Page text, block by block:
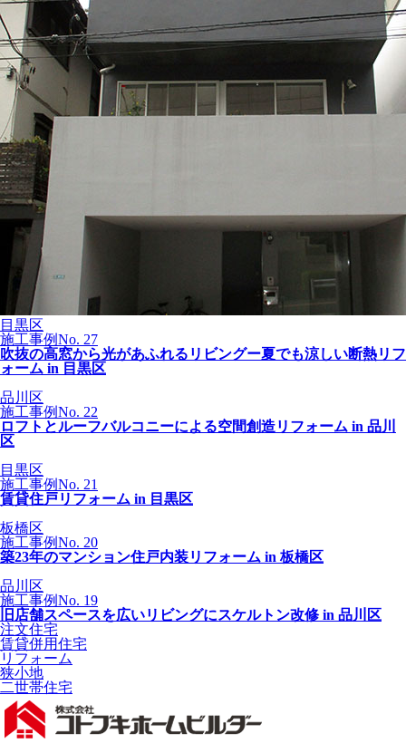
目黒区
施工事例No. 27
吹抜の高窓から光があふれるリビングー夏でも涼しい断熱リフ
ォーム in 目黒区
品川区
施工事例No. 22
ロフトとルーフバルコニーによる空間創造リフォーム in 品川
区
目黒区
施工事例No. 21
賃貸住戸リフォーム in 目黒区
板橋区
施工事例No. 20
築23年のマンション住戸内装リフォーム in 板橋区
品川区
施工事例No. 19
旧店舗スペースを広いリビングにスケルトン改修 in 品川区
注文住宅
賃貸併用住宅
リフォーム
狭小地
二世帯住宅